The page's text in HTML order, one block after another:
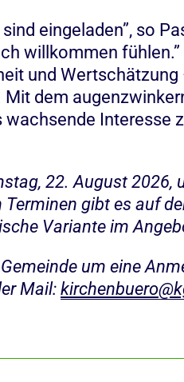
eingeladen”, so
willkommen
und
dem
Interesse
22. August
gibt es auf
Variante im
um eine
Mail: